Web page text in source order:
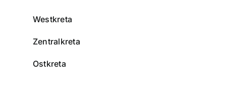
Westkreta
Zentralkreta
Ostkreta